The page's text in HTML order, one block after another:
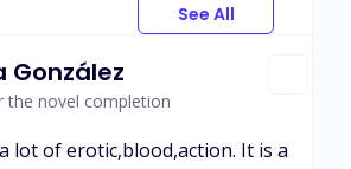
See All
González
the novel completion
lot of erotic,blood,action. It is a